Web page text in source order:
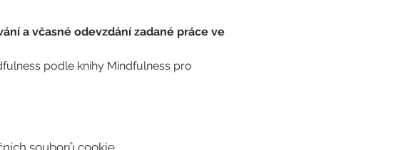
a včasné odevzdání zadané práce ve
podle knihy Mindfulness pro
souborů cookie.